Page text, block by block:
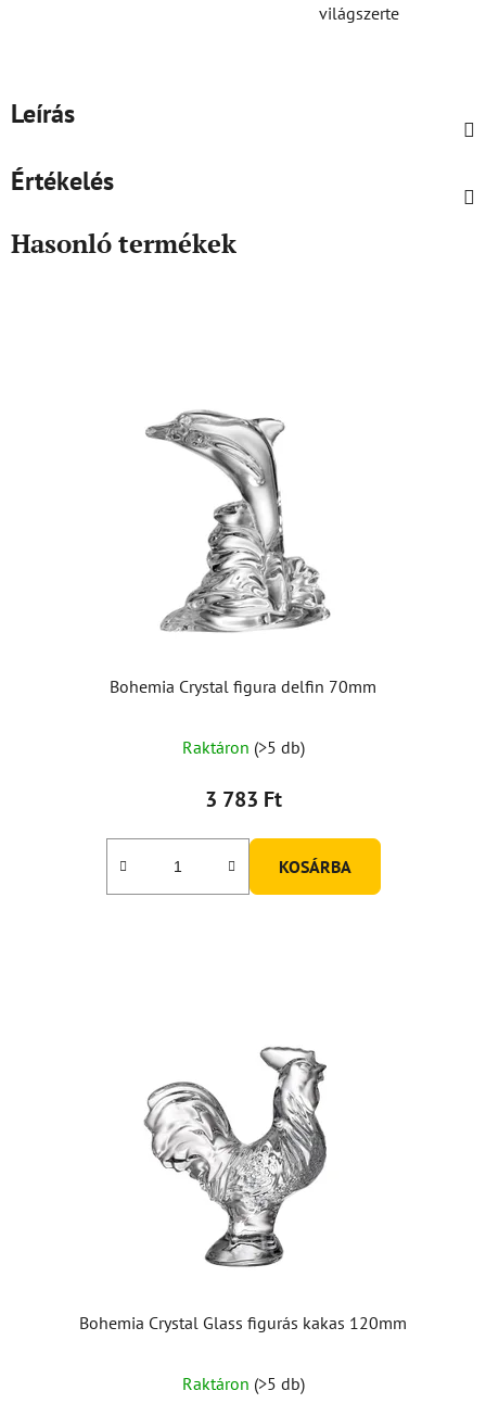
világszerte
Leírás
Értékelés
Hasonló termékek
Bohemia Crystal figura delfin 70mm
Raktáron (>5 db)
3 783 Ft
KOSÁRBA
Bohemia Crystal Glass figurás kakas 120mm
Raktáron (>5 db)